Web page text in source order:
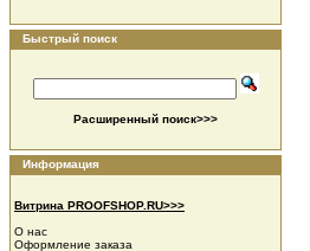
Быстрый поиск
Расширенный поиск>>>
Информация
Витрина PROOFSHOP.RU>>>
О нас
Оформление заказа